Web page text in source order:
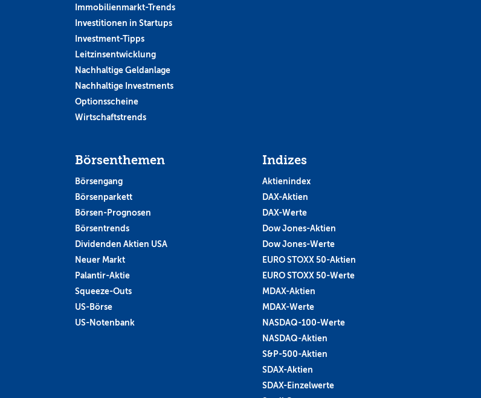
Immobilienmarkt-Trends
Investitionen in Startups
Investment-Tipps
Leitzinsentwicklung
Nachhaltige Geldanlage
Nachhaltige Investments
Optionsscheine
Wirtschaftstrends
Börsenthemen
Börsengang
Börsenparkett
Börsen-Prognosen
Börsentrends
Dividenden Aktien USA
Neuer Markt
Palantir-Aktie
Squeeze-Outs
US-Börse
US-Notenbank
Indizes
Aktienindex
DAX-Aktien
DAX-Werte
Dow Jones-Aktien
Dow Jones-Werte
EURO STOXX 50-Aktien
EURO STOXX 50-Werte
MDAX-Aktien
MDAX-Werte
NASDAQ-100-Werte
NASDAQ-Aktien
S&P-500-Aktien
SDAX-Aktien
SDAX-Einzelwerte